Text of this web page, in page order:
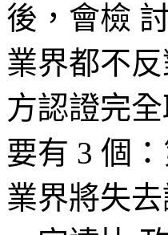
後，會檢
業界都不
方認證完
要有 3 個
業界將失